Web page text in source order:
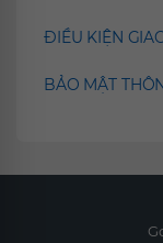
ĐIỀU KIỆN
BẢO MẬT